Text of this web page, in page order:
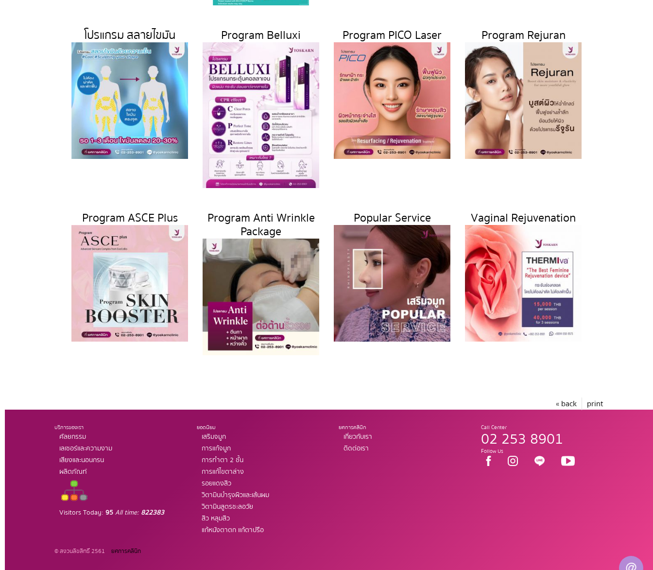
โปรแกรม สลายไขมัน Program Belluxi​ Program PICO Laser Program Rejuran
Program ASCE Plus Program Anti Wrinkle
Package
Popular Service Vaginal Rejuvenation
print
« back
บริการของเรา
ศัลยกรรม
เลเซอร์และความงาม
เสียงและนอนกรน
ผลิตภัณท์
Visitors Today: 95All time: 822383
ยอดนิยม
เสริมจมูก
การแก้จมูก
การทำตา 2 ชั้น
การแก้ไขตาล่าง
รอยแดงสิว
วิตามินบำรุงผิวและเส้นผม
วิตามินสูตรชะลอวัย
สิว หลุมสิว
แก้หนังตาตก แก้ตาปรือ
ยศการคลินิก
เกี่ยวกับเรา
ติดต่อเรา
Call Center
02 253 8901
Follow Us
© สงวนลิขสิทธิ์ 2561 ยศการคลินิก